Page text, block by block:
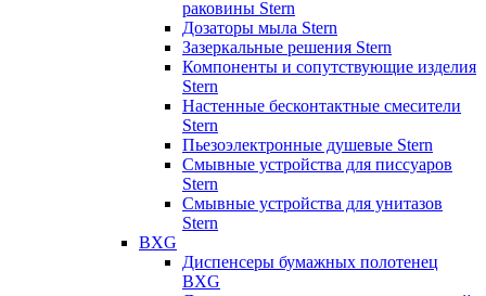
раковины Stern
Дозаторы мыла Stern
Зазеркальные решения Stern
Компоненты и сопутствующие изделия
Stern
Настенные бесконтактные смесители
Stern
Пьезоэлектронные душевые Stern
Смывные устройства для писсуаров
Stern
Смывные устройства для унитазов
Stern
BXG
Диспенсеры бумажных полотенец
BXG